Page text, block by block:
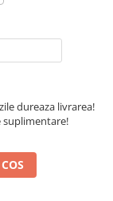
dureaza livrarea!
suplimentare!